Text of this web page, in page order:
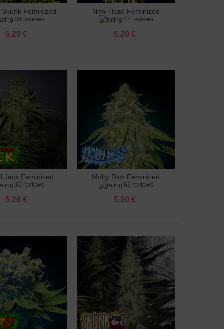
към количката
Skunk Feminized
34 reviews
5.20 €
Добавяне към количката
New Haze Feminized
42 reviews
5.20 €
към количката
Jack Feminized
36 reviews
5.20 €
Добавяне към количката
Moby Dick Feminized
63 reviews
5.20 €